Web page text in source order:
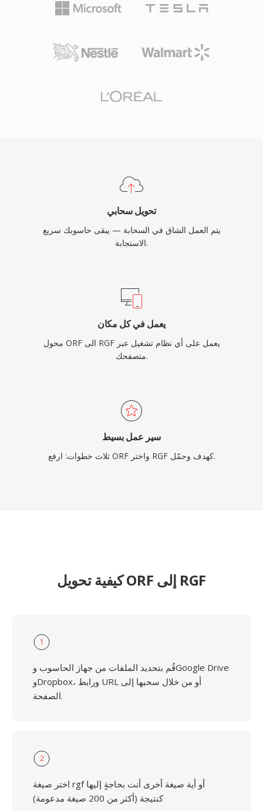
تحويل سحابي
يتم العمل الشاق في السحابة — يبقى حاسوبك سريع
الاستجابة.
يعمل في كل مكان
محول ORF الى RGF يعمل على أي نظام تشغيل عبر
متصفحك.
سير عمل بسيط
ثلاث خطوات: ارفع ORF واختر RGF كهدف وحمّل.
كيفية تحويل ORF إلى RGF
1
قُم بتحديد الملفات من جهاز الحاسوب وGoogle Drive
وDropbox، ورابط URL أو من خلال سحبها إلى
الصفحة.
2
اختر صيغة rgf أو أية صيغة أخرى أنت بحاجةٍ إليها
كنتيجة (أكثر من 200 صيغة مدعومة)